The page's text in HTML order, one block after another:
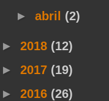
► abril (2)
► 2018 (12)
► 2017 (19)
► 2016 (26)